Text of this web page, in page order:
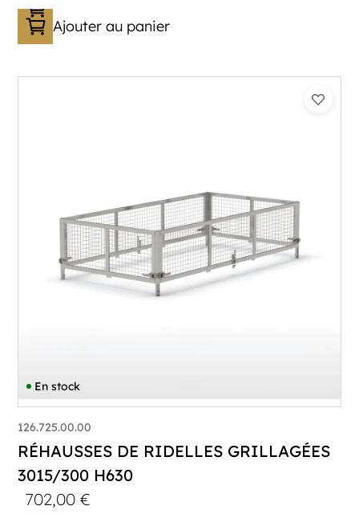
Ajouter au panier
En stock
126.725.00.00
RÉHAUSSES DE RIDELLES GRILLAGÉES
3015/300 H630
702,00€